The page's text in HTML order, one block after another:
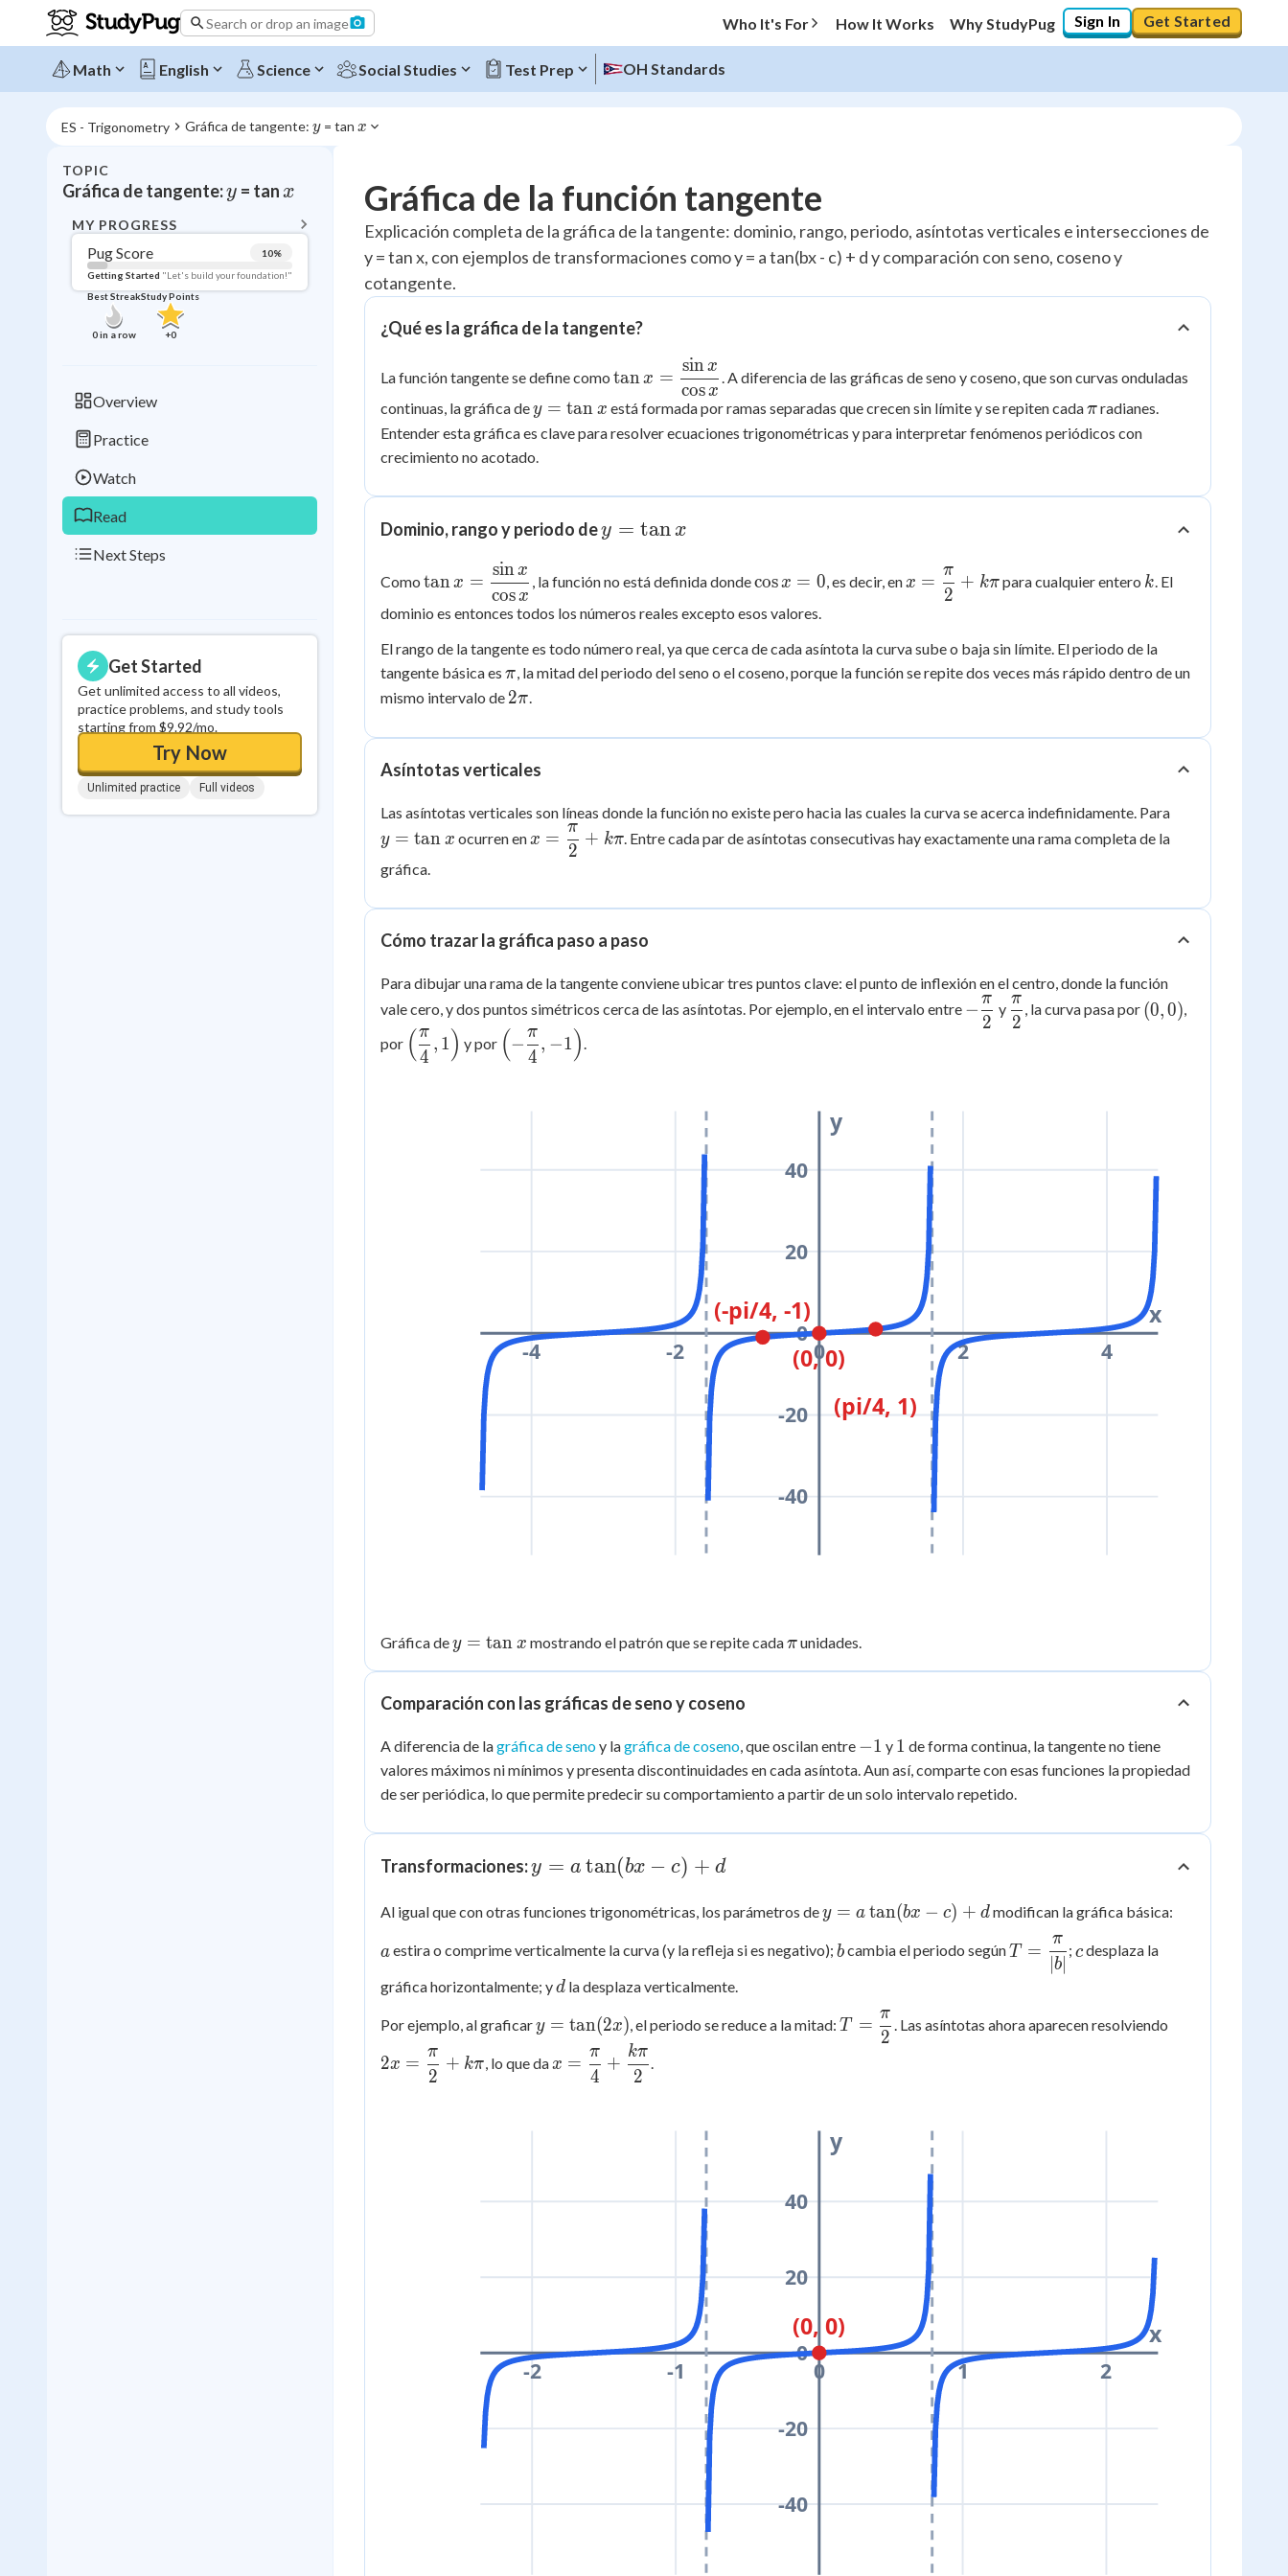
Search or drop an image Who It's For How It Works Why StudyPug Sign In Get Started
Math English Science Social Studies Test Prep OH Standards
ES - Trigonometry Gráfica de tangente: y
y = tan x
x
TOPIC
Gráfica de tangente:y
y = tanx
x
MY PROGRESS
Pug Score 10%
Getting Started "Let's build your foundation!"
Best Streak
0in a row
Study Points
+0
Overview
Practice
Watch
Read
Next Steps
Get Started
Get unlimited access to all videos,
practice problems, and study tools
starting from $9.92/mo.
Try Now
Unlimited practice Full videos
Topic Progress
Pug Score 10%
Getting Started
Videos Watched
Read Reviewed
Best StreakStudy Points
Gráfica de la función tangente
Explicación completa de la gráfica de la tangente: dominio, rango, periodo, asíntotas verticales e intersecciones de
y = tan x, con ejemplos de transformaciones como y = a tan(bx - c) + d y comparación con seno, coseno y
cotangente.
¿Qué es la gráfica de la tangente?
La función tangente se define como \tan x =
\dfrac{\sin
x}{\cos x}
tanx =
cosx
sinx
. A diferencia de las gráficas de seno y coseno, que son curvas onduladas
continuas, la gráfica dey =
\tan
x
y = tan x está formada por ramas separadas que crecen sin límite y se repiten cada\pi
πradianes.
Entender esta gráfica es clave para resolver ecuaciones trigonométricas y para interpretar fenómenos periódicos con
crecimiento no acotado.
Dominio, rango y periodo dey =
x
y = tanx
Como \tan x =
\dfrac{\sin
x}{\cos x}
tanx =
cosx
sinx
, la función no está definida donde
0
cosx = 0, es decir, en
\dfrac{\pi}
x =
2
π
+ kπpara cualquier entero k
k. El
dominio es entonces todos los números reales excepto esos valores.
El rango de la tangente es todo número real, ya que cerca de cada asíntota la curva sube o baja sin límite. El periodo de la
tangente básica es \pi
π , la mitad del periodo del seno o el coseno, porque la función se repite dos veces más rápido dentro de un
mismo intervalo de 2\pi
2π
Asíntotas verticales
Las asíntotas verticales son líneas donde la función no existe pero hacia las cuales la curva se acerca indefinidamente. Para
y = tan x ocurren en x =
\dfrac{\pi}
x =
2
π
+ kπ. Entre cada par de asíntotas consecutivas hay exactamente una rama completa de la
gráfica.
Cómo trazar la gráfica paso a paso
Para dibujar una rama de la tangente conviene ubicar tres puntos clave: el punto de inflexión en el centro, donde la función
vale cero, y dos puntos simétricos cerca de las asíntotas. Por ejemplo, en el intervalo entre -
\dfrac{\pi}
−
2
π
y \dfrac{\pi}
{2}
2
π
, la curva pasa por (0,0)
(0, 0),
por \left(\dfrac{\pi}
{4}, 1\right)
( 4
π
, 1) y por \left(-
\dfrac{\pi}
(−
4
π
, −1).
-4 -2 0 2 4
-40
-20
0
20
40
x
y
(-pi/4, -1)
(0, 0)
(pi/4, 1)
Gráfica dey =
y = tan x mostrando el patrón que se repite cada\pi
πunidades.
Comparación con las gráficas de seno y coseno
A diferencia de lagráfica de senoy lagráfica de coseno, que oscilan entre -1
−1 y 1
1 de forma continua, la tangente no tiene
valores máximos ni mínimos y presenta discontinuidades en cada asíntota. Aun así, comparte con esas funciones la propiedad
de ser periódica, lo que permite predecir su comportamiento a partir de un solo intervalo repetido.
Transformaciones:y =
- c) + d
y = a tan(bx − c) + d
Al igual que con otras funciones trigonométricas, los parámetros dey =
c)+d
y = a tan(bx − c) + dmodifican la gráfica básica:
a
aestira o comprime verticalmente la curva (y la refleja si es negativo); b
bcambia el periodo segúnT =
\dfrac{\pi}
T =
b∣
π
;c
cdesplaza la
gráfica horizontalmente; yd
d la desplaza verticalmente.
Por ejemplo, al graficary =
\tan(2x)
y = tan(2x), el periodo se reduce a la mitad:T =
\dfrac{\pi}
T =
2
π
. Las asíntotas ahora aparecen resolviendo
2x =
2
π
+ kπ, lo que da
\dfrac{\pi}
x =
4
π
+
2
kπ
.
-2 -1 0 1 2
-40
-20
0
20
40
x
y
(0, 0)